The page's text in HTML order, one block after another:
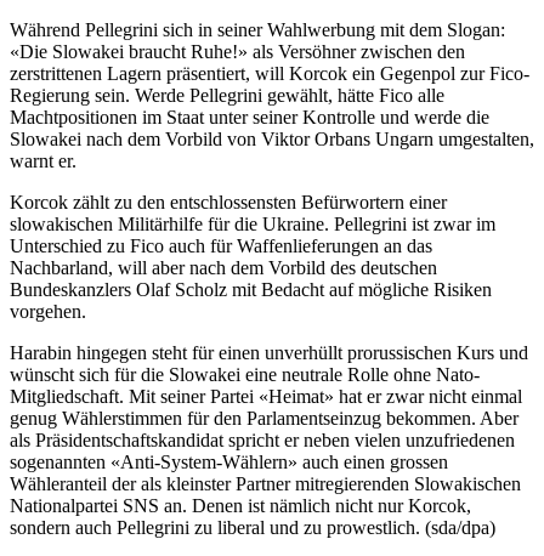
Während Pellegrini sich in seiner Wahlwerbung mit dem Slogan:
«Die Slowakei braucht Ruhe!» als Versöhner zwischen den
zerstrittenen Lagern präsentiert, will Korcok ein Gegenpol zur Fico-
Regierung sein. Werde Pellegrini gewählt, hätte Fico alle
Machtpositionen im Staat unter seiner Kontrolle und werde die
Slowakei nach dem Vorbild von Viktor Orbans Ungarn umgestalten,
warnt er.
Korcok zählt zu den entschlossensten Befürwortern einer
slowakischen Militärhilfe für die Ukraine. Pellegrini ist zwar im
Unterschied zu Fico auch für Waffenlieferungen an das
Nachbarland, will aber nach dem Vorbild des deutschen
Bundeskanzlers Olaf Scholz mit Bedacht auf mögliche Risiken
vorgehen.
Harabin hingegen steht für einen unverhüllt prorussischen Kurs und
wünscht sich für die Slowakei eine neutrale Rolle ohne Nato-
Mitgliedschaft. Mit seiner Partei «Heimat» hat er zwar nicht einmal
genug Wählerstimmen für den Parlamentseinzug bekommen. Aber
als Präsidentschaftskandidat spricht er neben vielen unzufriedenen
sogenannten «Anti-System-Wählern» auch einen grossen
Wähleranteil der als kleinster Partner mitregierenden Slowakischen
Nationalpartei SNS an. Denen ist nämlich nicht nur Korcok,
sondern auch Pellegrini zu liberal und zu prowestlich. (sda/dpa)